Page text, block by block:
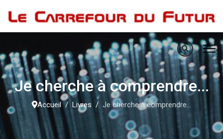
Je cherche à comprendre...
Accueil Livres Je cherche à comprendre...